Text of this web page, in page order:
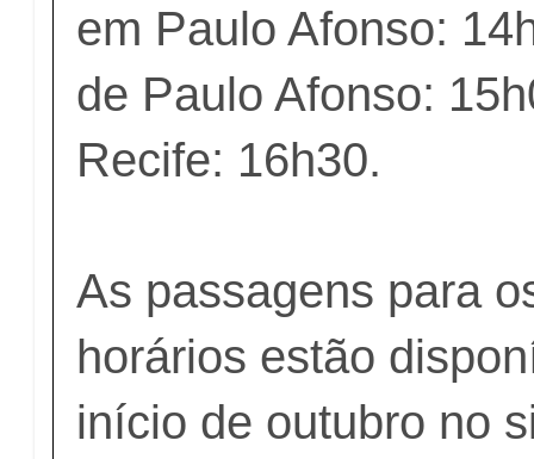
em Paulo Afonso:
de Paulo Afonso:
Recife: 16h30.
As passagens para
horários estão
início de outubro no